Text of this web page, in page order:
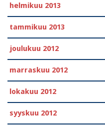
helmikuu 2013
tammikuu 2013
joulukuu 2012
marraskuu 2012
lokakuu 2012
syyskuu 2012